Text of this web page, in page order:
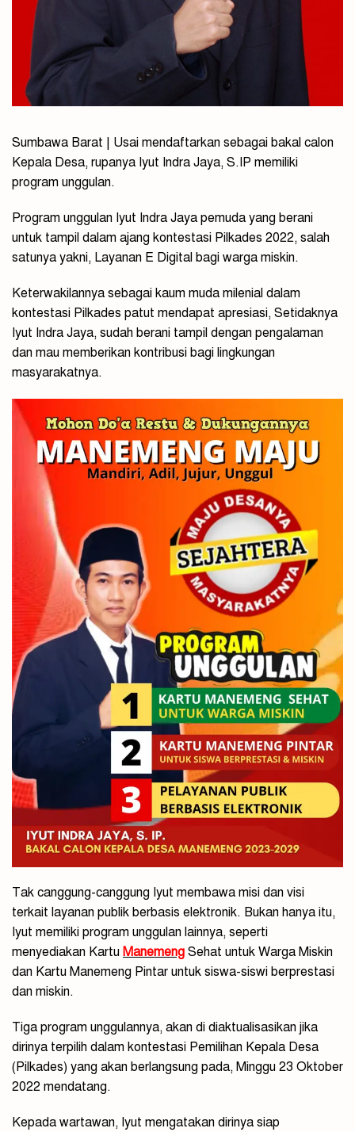
Sumbawa Barat | Usai mendaftarkan sebagai bakal calon
Kepala Desa, rupanya Iyut Indra Jaya, S.IP memiliki
program unggulan.
Program unggulan Iyut Indra Jaya pemuda yang berani
untuk tampil dalam ajang kontestasi Pilkades 2022, salah
satunya yakni, Layanan E Digital bagi warga miskin.
Keterwakilannya sebagai kaum muda milenial dalam
kontestasi Pilkades patut mendapat apresiasi, Setidaknya
Iyut Indra Jaya, sudah berani tampil dengan pengalaman
dan mau memberikan kontribusi bagi lingkungan
masyarakatnya.
Tak canggung-canggung Iyut membawa misi dan visi
terkait layanan publik berbasis elektronik. Bukan hanya itu,
Iyut memiliki program unggulan lainnya, seperti
menyediakan Kartu Manemeng Sehat untuk Warga Miskin
dan Kartu Manemeng Pintar untuk siswa-siswi berprestasi
dan miskin.
Tiga program unggulannya, akan di diaktualisasikan jika
dirinya terpilih dalam kontestasi Pemilihan Kepala Desa
(Pilkades) yang akan berlangsung pada, Minggu 23 Oktober
2022 mendatang.
Kepada wartawan, Iyut mengatakan dirinya siap